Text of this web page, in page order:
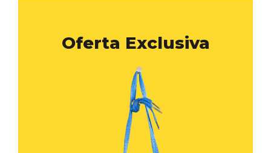
Oferta Exclusiva